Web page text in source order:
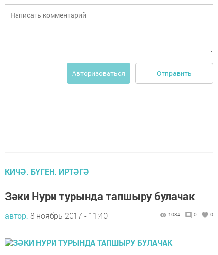
Авторизоваться Отправить
КИЧӘ. БҮГЕН. ИРТӘГӘ
Зәки Нури турында тапшыру булачак
автор, 8 ноябрь 2017 - 11:40 1084 0 0